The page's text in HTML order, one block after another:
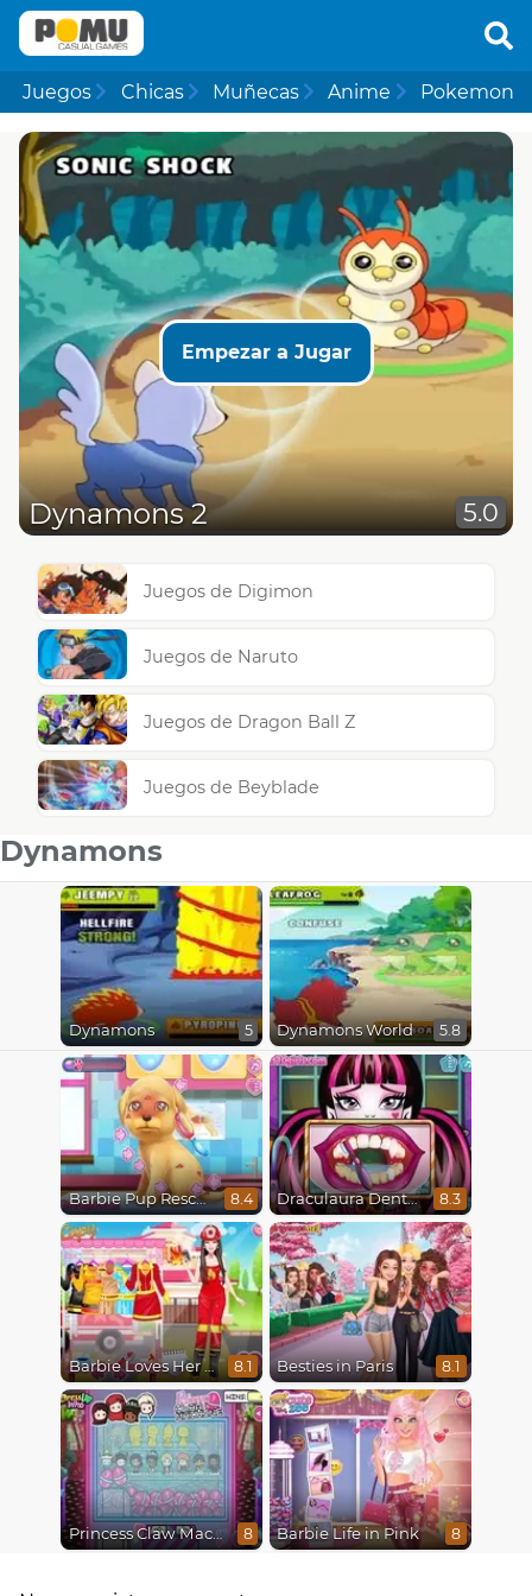
Juegos Chicas Muñecas Anime Pokemon
Empezar a Jugar
Dynamons 2 5.0
Juegos de Digimon
Juegos de Naruto
Juegos de Dragon Ball Z
Juegos de Beyblade
Dynamons
Dynamons 5 Dynamons World 5.8
Barbie Pup Rescue 8.4 Draculaura Dentist 8.3
Barbie Loves Her Job 8.1 Besties in Paris 8.1
Princess Claw Machine 8 Barbie Life in Pink 8